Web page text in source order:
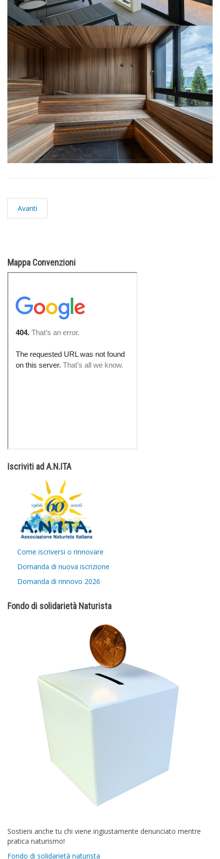
Avanti
Mappa Convenzioni
Iscriviti ad A.N.ITA
Come iscriversi o rinnovare
Domanda di nuova iscrizione
Domanda di rinnovo 2026
Fondo di solidarietà Naturista
Sostieni anche tu chi viene ingiustamente denunciato mentre
pratica naturismo!
Fondo di solidarietà naturista